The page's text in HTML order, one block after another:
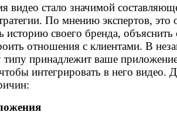
видео стало значимой
По мнению экспертов, это
историю своего бренда, объяснить
отношения с клиентами. В
типу принадлежит ваше
интегрировать в него видео.